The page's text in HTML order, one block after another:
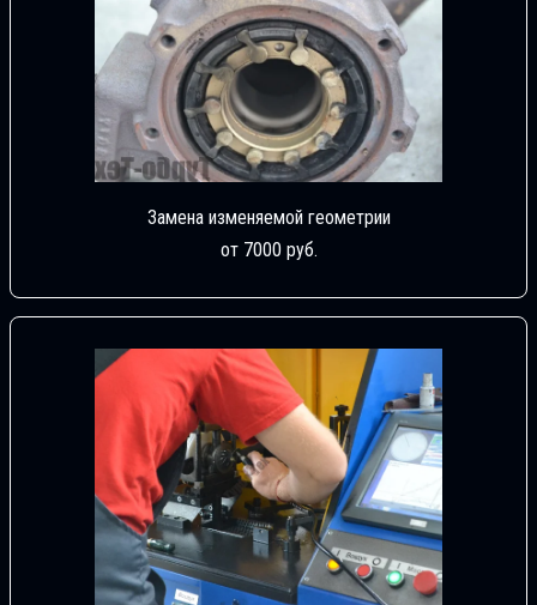
Замена изменяемой геометрии
от 7000 руб.